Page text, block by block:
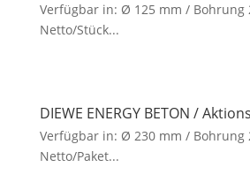
Verfügbar in: Ø 125 mm / Bohrung
Netto/Stück...
DIEWE ENERGY BETON /
Verfügbar in: Ø 230 mm / Bohrung
Netto/Paket...